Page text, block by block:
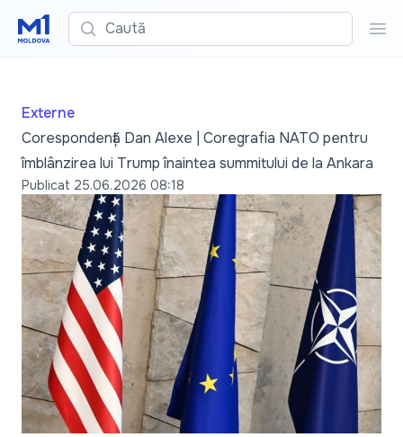
Caută
Externe
Corespondență Dan Alexe | Coregrafia NATO pentru
îmblânzirea lui Trump înainteа summitului de la Ankara
Publicat 25.06.2026 08:18